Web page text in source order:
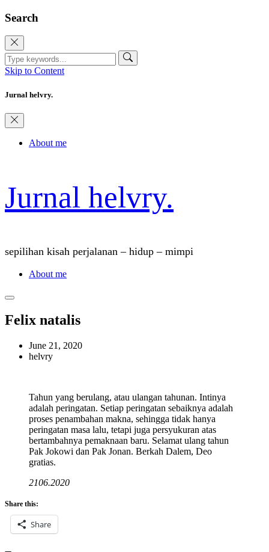
Search
Skip to Content
Jurnal helvry.
About me
Jurnal helvry.
sepilihan kisah perjalanan – hidup – mimpi
About me
Felix natalis
June 21, 2020
helvry
Tahun yang berulang, atau ulangan tahunan. Intinya
adalah peringatan. Setiap peringatan sebaiknya adalah
proses penambahan makna, sehingga tidak hanya
peringatan masa lalu, tetapi juga persyukuran atas
bertambahnya pemaknaan baru. Selamat ulang tahun
Pak Jokowi dan Pak Jonan. Berkah Dalem, Deo
gratias.
2106.2020
Share this:
Share